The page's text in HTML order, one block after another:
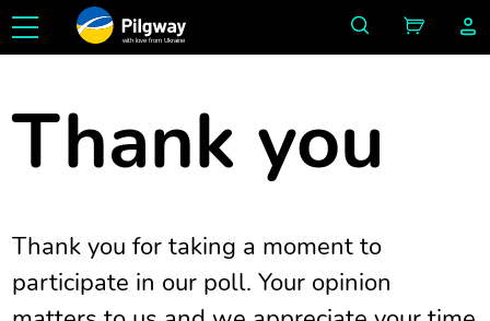
with love from Ukraine
Thank you
Thank you for taking a moment to
participate in our poll. Your opinion